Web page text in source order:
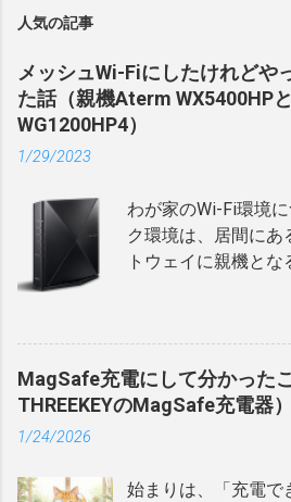
人気の記事
メッシュWi-Fiにしたけれどや
た話（親機Aterm WX5400HP
WG1200HP4）
1/29/2023
わが家のWi-Fi環境
ク環境は、居間に
トウェイに親機とな
います。 親機と中
て使っていたのです
中継機のある部屋を
歩いているスマホの
といけなかったりし
うとき）同じSSID
MagSafe充電にして分かった
THREEKEYのMagSafe充電器）
1/24/2026
始まりは、「充電で